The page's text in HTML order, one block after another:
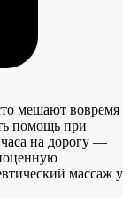
мешают вовремя
помощь при
на дорогу —
массаж у